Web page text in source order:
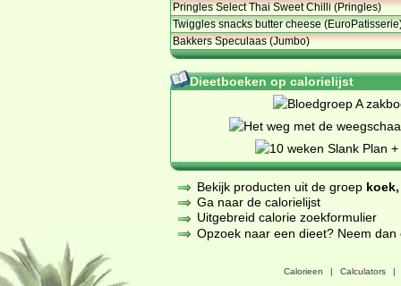
Pringles Select Thai Sweet Chilli (Pringles)
Twiggles snacks butter cheese
Bakkers Speculaas (Jumbo)
Dieetboeken op calorielijst
Bekijk producten uit de groep
Ga naar de calorielijst
Uitgebreid calorie zoekformulier
Opzoek naar een dieet? Neem
Calorieen | Calculators |